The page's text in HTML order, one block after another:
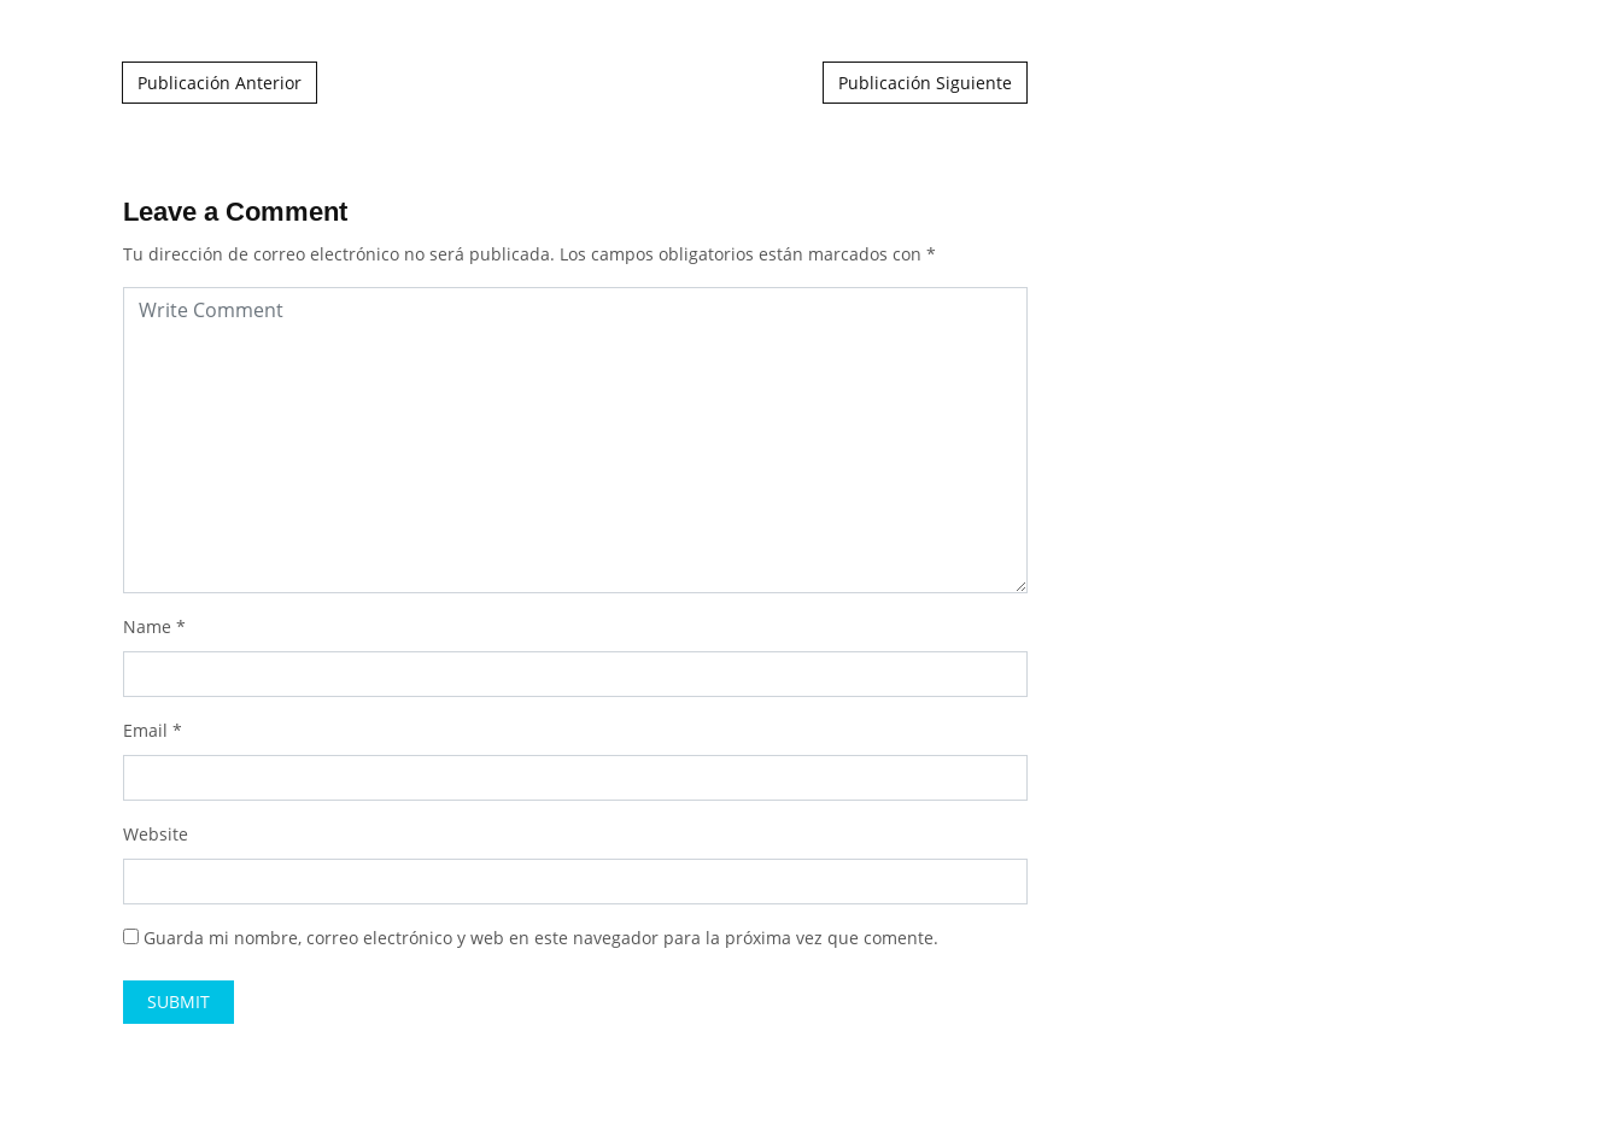
Publicación Anterior Publicación Siguiente
Leave a Comment
Tu dirección de correo electrónico no será publicada. Los campos obligatorios están marcados con *
Name *
Email *
Website
Guarda mi nombre, correo electrónico y web en este navegador para la próxima vez que comente.